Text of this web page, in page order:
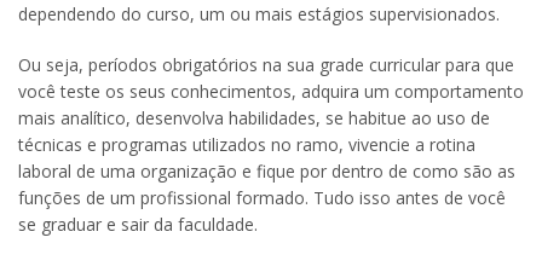
dependendo do curso, um ou mais estágios supervisionados.
Ou seja, períodos obrigatórios na sua grade curricular para que
você teste os seus conhecimentos, adquira um comportamento
mais analítico, desenvolva habilidades, se habitue ao uso de
técnicas e programas utilizados no ramo, vivencie a rotina
laboral de uma organização e fique por dentro de como são as
funções de um profissional formado. Tudo isso antes de você
se graduar e sair da faculdade.